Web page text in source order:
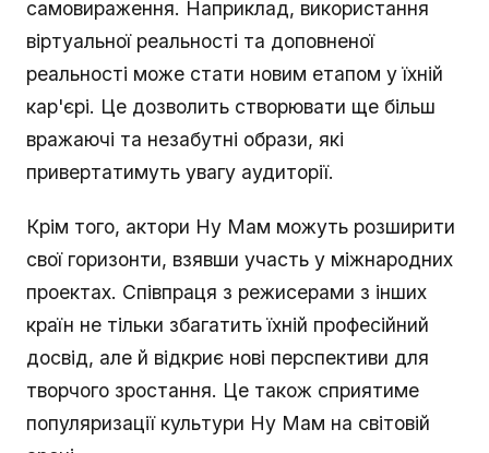
самовираження. Наприклад, використання
віртуальної реальності та доповненої
реальності може стати новим етапом у їхній
кар'єрі. Це дозволить створювати ще більш
вражаючі та незабутні образи, які
привертатимуть увагу аудиторії.
Крім того, актори Ну Мам можуть розширити
свої горизонти, взявши участь у міжнародних
проектах. Співпраця з режисерами з інших
країн не тільки збагатить їхній професійний
досвід, але й відкриє нові перспективи для
творчого зростання. Це також сприятиме
популяризації культури Ну Мам на світовій